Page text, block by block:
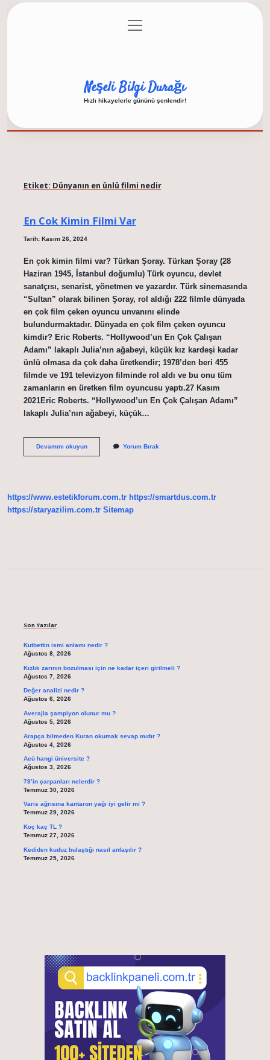
Gizlilik Politikası
menüyü
aç
Neşeli Bilgi Durağı
Hızlı hikayelerle gününü şenlendir!
Etiket: Dünyanın en ünlü filmi nedir
En Cok Kimin Filmi Var
Tarih: Kasım 26, 2024
En çok kimin filmi var? Türkan Şoray. Türkan Şoray (28
Haziran 1945, İstanbul doğumlu) Türk oyuncu, devlet
sanatçısı, senarist, yönetmen ve yazardır. Türk sinemasında
“Sultan” olarak bilinen Şoray, rol aldığı 222 filmle dünyada
en çok film çeken oyuncu unvanını elinde
bulundurmaktadır. Dünyada en çok film çeken oyuncu
kimdir? Eric Roberts. “Hollywood’un En Çok Çalışan
Adamı” lakaplı Julia’nın ağabeyi, küçük kız kardeşi kadar
ünlü olmasa da çok daha üretkendir; 1978’den beri 455
filmde ve 191 televizyon filminde rol aldı ve bu onu tüm
zamanların en üretken film oyuncusu yaptı.27 Kasım
2021Eric Roberts. “Hollywood’un En Çok Çalışan Adamı”
lakaplı Julia’nın ağabeyi, küçük…
Devamını okuyunEn
Yorum Bırak
https://www.estetikforum.com.tr https://smartdus.com.tr
https://staryazilim.com.tr Sitemap
Son Yazılar
Kutbettin ismi anlamı nedir ?
Ağustos 8, 2026
Kızlık zarının bozulması için ne kadar içeri girilmeli ?
Ağustos 7, 2026
Değer analizi nedir ?
Ağustos 6, 2026
Averajla şampiyon olunur mu ?
Ağustos 5, 2026
Arapça bilmeden Kuran okumak sevap mıdır ?
Ağustos 4, 2026
Aeü hangi üniversite ?
Ağustos 3, 2026
78’in çarpanları nelerdir ?
Temmuz 30, 2026
Varis ağrısına kantaron yağı iyi gelir mi ?
Temmuz 29, 2026
Koç kaç TL ?
Temmuz 27, 2026
Kediden kuduz bulaştığı nasıl anlaşılır ?
Temmuz 25, 2026